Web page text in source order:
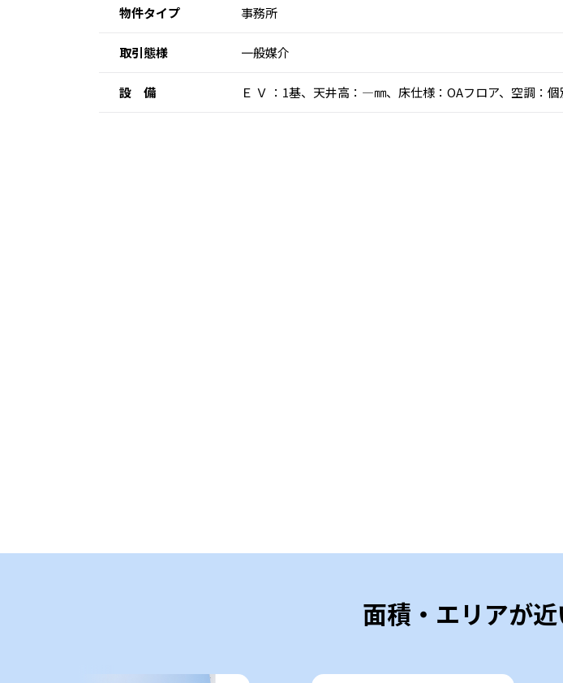
物件タイプ 事務所
取引態様 一般媒介
設 備 Ｅ Ｖ ：1基、天井高：―㎜、床仕様：OAフロア、空調
面積・エリアが